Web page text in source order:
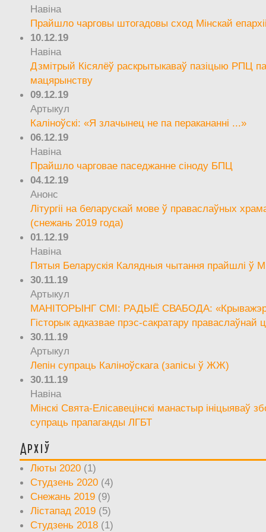
Навіна
Прайшло чарговы штогадовы сход Мінскай
10.12.19
Навіна
Дзмітрый Кісялёў раскрытыкаваў пазіцыю РПЦ
мацярынству
09.12.19
Артыкул
Каліноўскі: «Я злачынец не па перакананні ...»
06.12.19
Навіна
Прайшло чарговае паседжанне сіноду БПЦ
04.12.19
Анонс
Літургіі на беларускай мове ў праваслаўных
(снежань 2019 года)
01.12.19
Навіна
Пятыя Беларускія Калядныя чытання прайшлі ў
30.11.19
Артыкул
МАНІТОРЫНГ СМІ: РАДЫЁ СВАБОДА:
Гісторык адказвае прэс-сакратару праваслаўнай
30.11.19
Артыкул
Лепін супраць Каліноўскага (запісы ў ЖЖ)
30.11.19
Навіна
Мінскі Свята-Елісавецінскі манастыр ініцыяваў
супраць прапаганды ЛГБТ
Архіў
Люты 2020 (1)
Студзень 2020 (4)
Снежань 2019 (9)
Лістапад 2019 (5)
Студзень 2018 (1)